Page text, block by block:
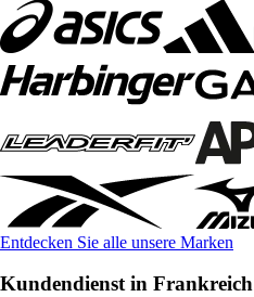
Entdecken Sie alle unsere Marken
Kundendienst in Frankreich